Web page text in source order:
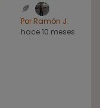
Por Ramón J.
hace 10 meses